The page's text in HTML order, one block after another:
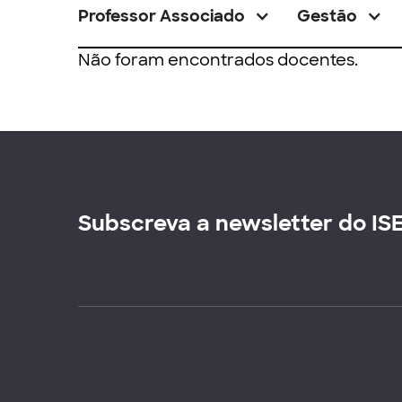
Professor Associado Gestão
Não foram encontrados docentes.
Subscreva a newsletter do